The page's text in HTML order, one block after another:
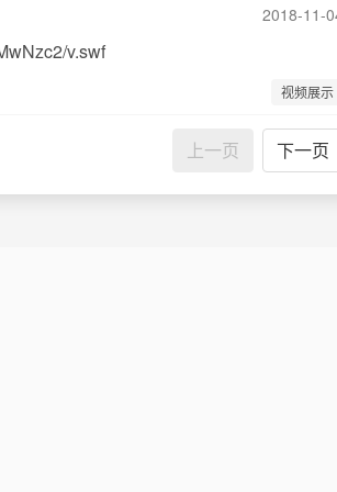
2018-11-
v.swf
视频展示
上一页 下一页